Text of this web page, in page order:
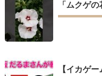
「ムクゲ
【イカゲ